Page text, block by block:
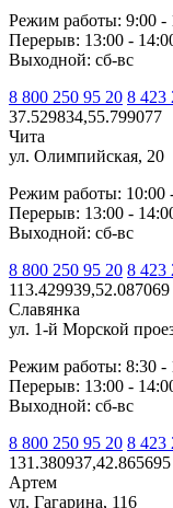
Режим работы: 9:00 -
Перерыв: 13:00 -
Выходной: сб-вс
8 800 250 95 20 8 423
37.529834,55.799077
Чита
ул. Олимпийская, 20
Режим работы: 10:00
Перерыв: 13:00 -
Выходной: сб-вс
8 800 250 95 20 8 423
113.429939,52.087069
Славянка
ул. 1-й Морской
Режим работы: 8:30 -
Перерыв: 13:00 -
Выходной: сб-вс
8 800 250 95 20 8 423
131.380937,42.865695
Артем
ул. Гагарина, 116